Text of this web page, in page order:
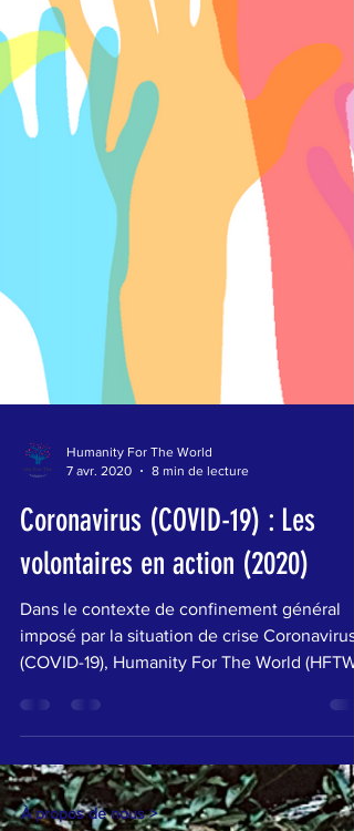
8 min de lecture
Coronavirus (COVID-19) : Les
volontaires en action (2020)
Dans le contexte de confinement général
imposé par la situation de crise Coronavirus
(COVID-19), Humanity For The World (HFTW)